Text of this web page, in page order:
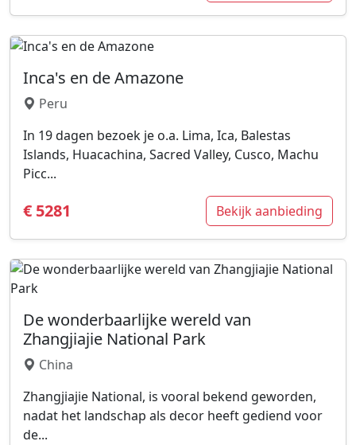
Inca's en de Amazone
Peru
In 19 dagen bezoek je o.a. Lima, Ica, Balestas
Islands, Huacachina, Sacred Valley, Cusco, Machu
Picc...
€ 5281 Bekijk aanbieding
De wonderbaarlijke wereld van
Zhangjiajie National Park
China
Zhangjiajie National, is vooral bekend geworden,
nadat het landschap als decor heeft gediend voor
de...